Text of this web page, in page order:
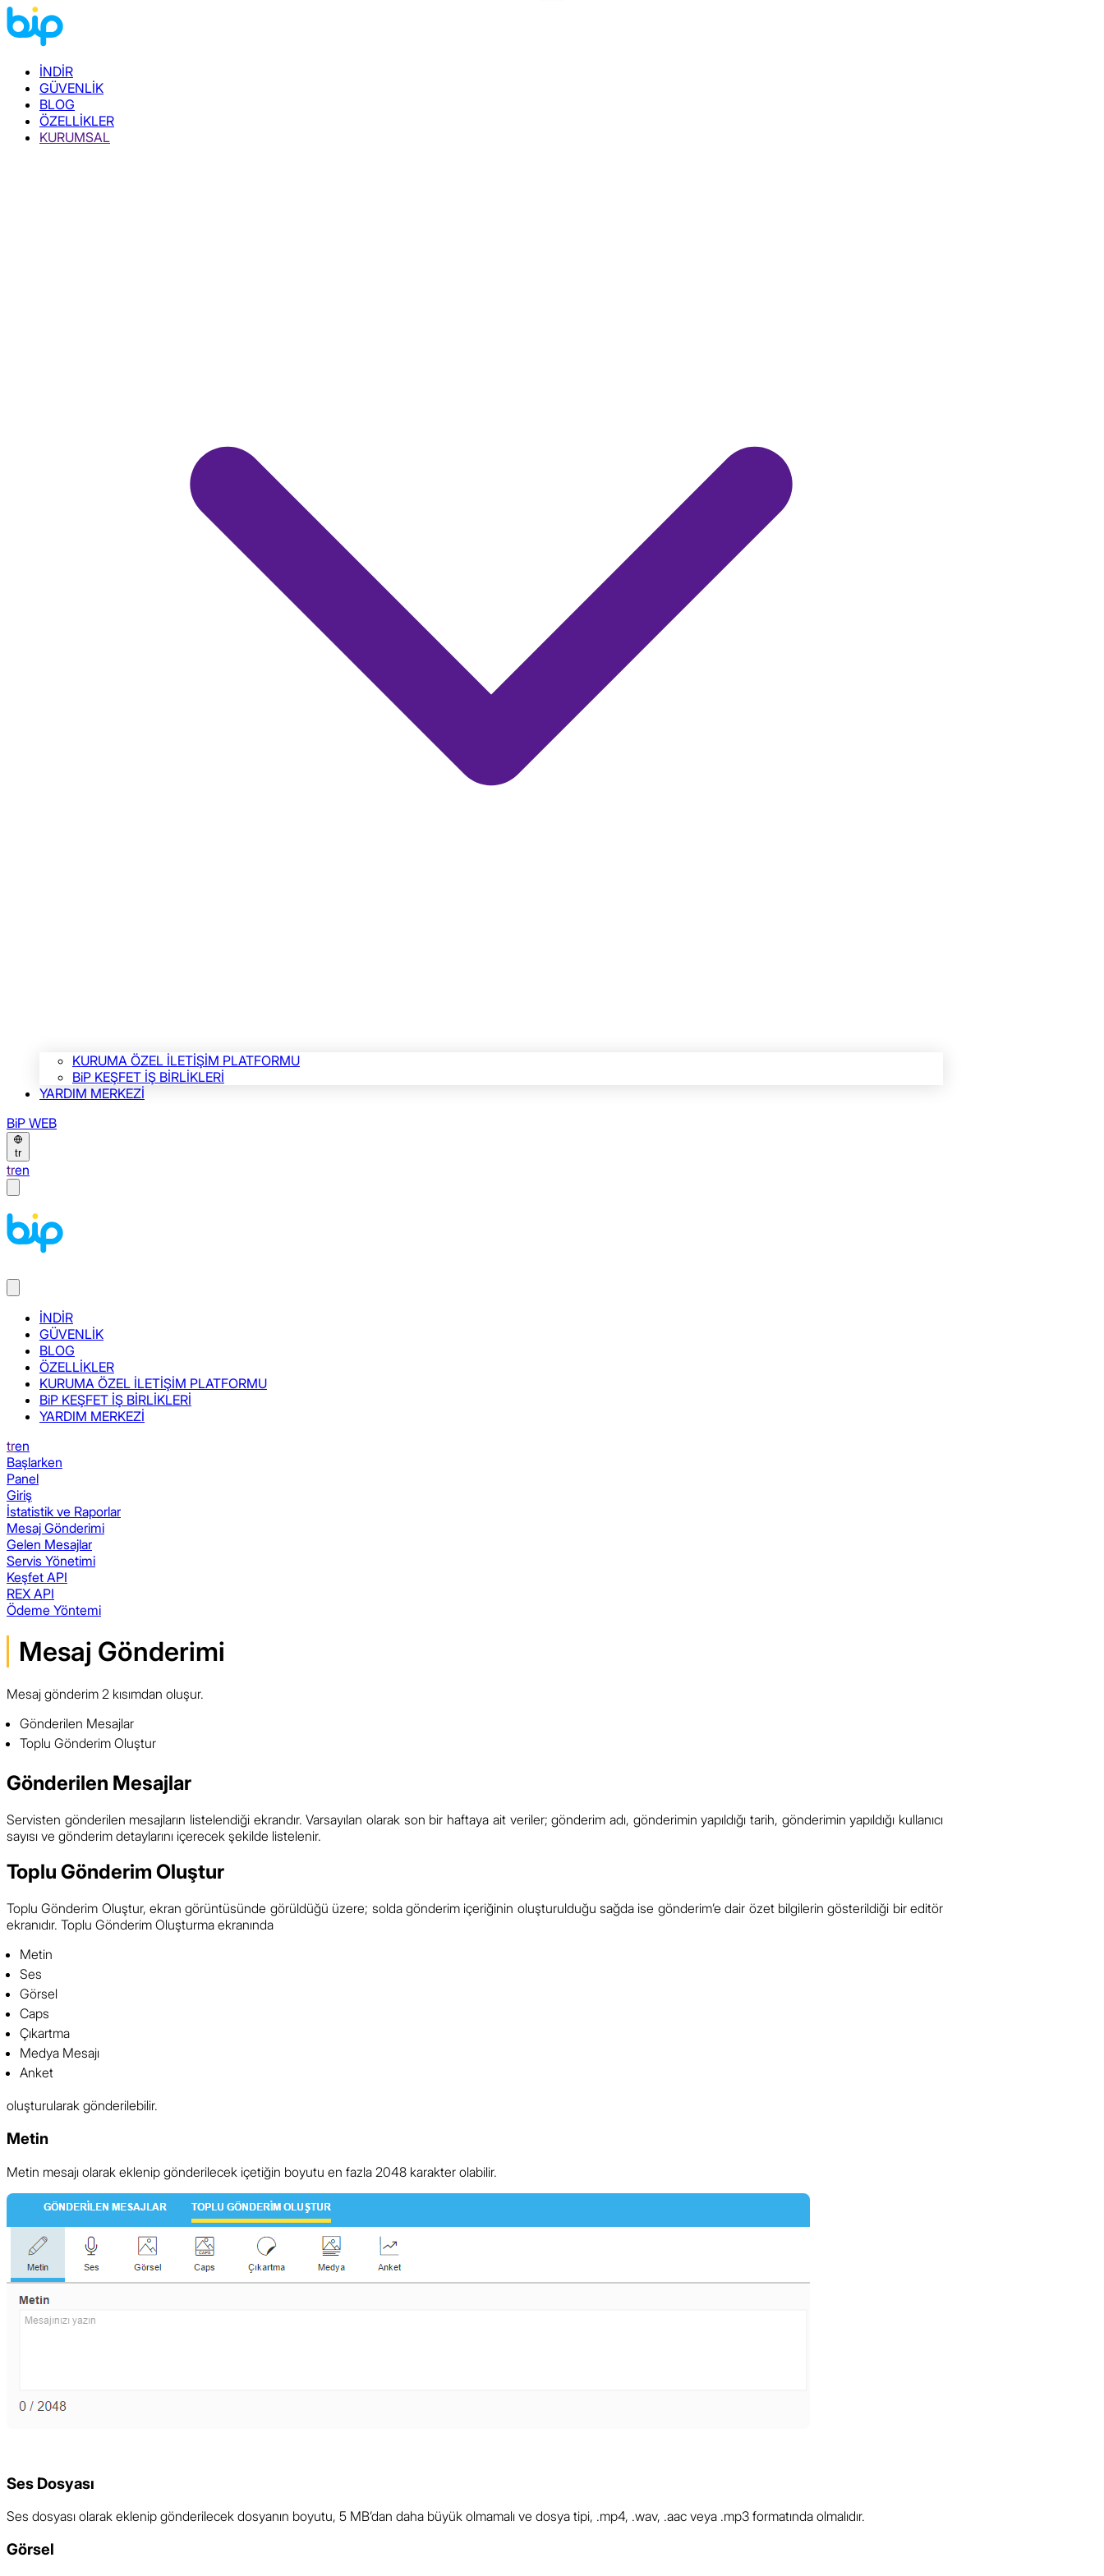
İNDİR
GÜVENLİK
BLOG
ÖZELLİKLER
KURUMSAL
KURUMA ÖZEL İLETİŞİM PLATFORMU
BiP KEŞFET İŞ BİRLİKLERİ
YARDIM MERKEZİ
BiP WEB
tr
tren
İNDİR
GÜVENLİK
BLOG
ÖZELLİKLER
KURUMA ÖZEL İLETİŞİM PLATFORMU
BiP KEŞFET İŞ BİRLİKLERİ
YARDIM MERKEZİ
tren
Başlarken
Panel
Giriş
İstatistik ve Raporlar
Mesaj Gönderimi
Gelen Mesajlar
Servis Yönetimi
Keşfet API
REX API
Ödeme Yöntemi
Mesaj Gönderimi
Mesaj gönderim 2 kısımdan oluşur.
Gönderilen Mesajlar
Toplu Gönderim Oluştur
Gönderilen Mesajlar
Servisten gönderilen mesajların listelendiği ekrandır. Varsayılan olarak son bir haftaya ait veriler; gönderim adı, gönderimin yapıldığı tarih, gönderimin yapıldığı kullanıcı
sayısı ve gönderim detaylarını içerecek şekilde listelenir.
Toplu Gönderim Oluştur
Toplu Gönderim Oluştur, ekran görüntüsünde görüldüğü üzere; solda gönderim içeriğinin oluşturulduğu sağda ise gönderim’e dair özet bilgilerin gösterildiği bir editör
ekranıdır. Toplu Gönderim Oluşturma ekranında
Metin
Ses
Görsel
Caps
Çıkartma
Medya Mesajı
Anket
oluşturularak gönderilebilir.
Metin
Metin mesajı olarak eklenip gönderilecek içetiğin boyutu en fazla 2048 karakter olabilir.
Ses Dosyası
Ses dosyası olarak eklenip gönderilecek dosyanın boyutu, 5 MB’dan daha büyük olmamalı ve dosya tipi, .mp4, .wav, .aac veya .mp3 formatında olmalıdır.
Görsel